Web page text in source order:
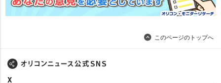
このページのトップへ
X